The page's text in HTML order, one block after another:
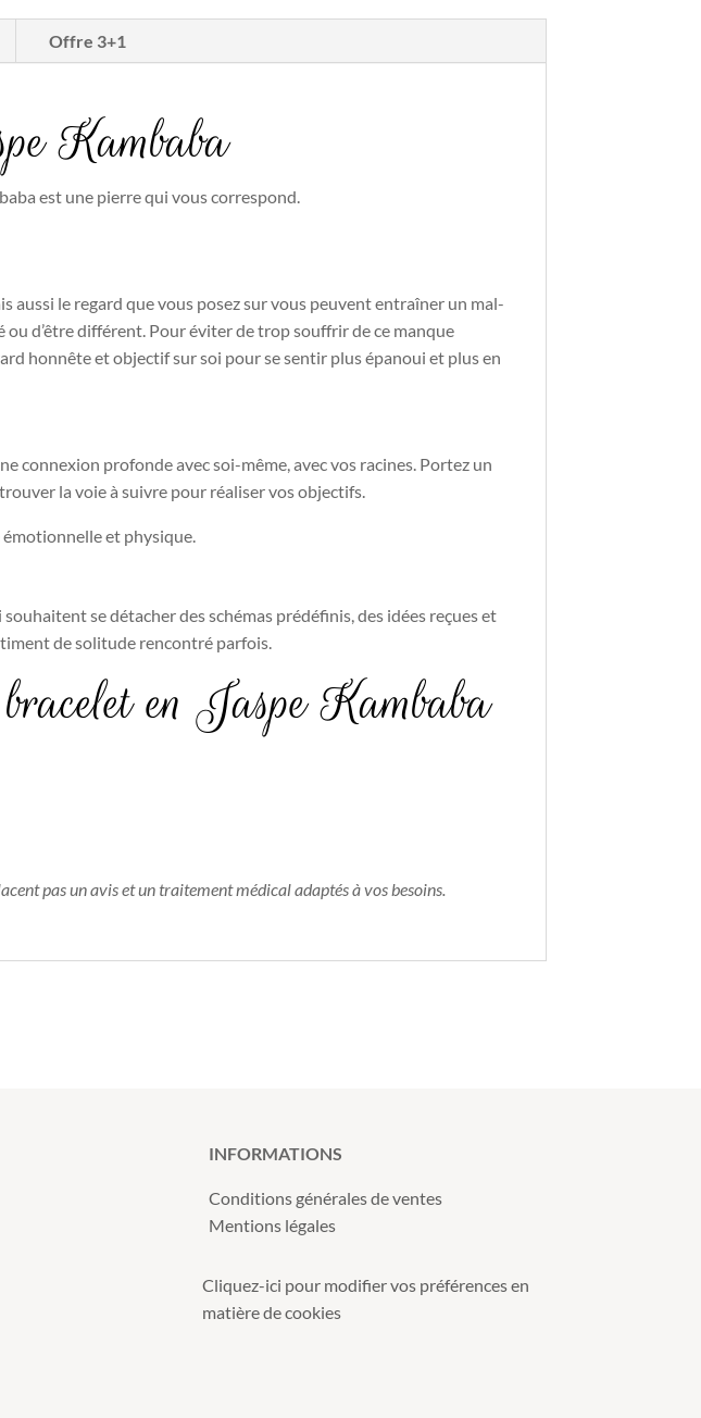
Offre 3+1
Kambaba
est une pierre qui vous correspond.
aussi le regard que vous posez sur vous peuvent entraîner un mal-
d’être différent. Pour éviter de trop souffrir de ce manque
honnête et objectif sur soi pour se sentir plus épanoui et plus en
connexion profonde avec soi-même, avec vos racines. Portez un
la voie à suivre pour réaliser vos objectifs.
et physique.
se détacher des schémas prédéfinis, des idées reçues et
de solitude rencontré parfois.
en Jaspe Kambaba
pas un avis et un traitement médical adaptés à vos besoins.
INFORMATIONS
Conditions générales de ventes
Mentions légales
Cliquez-ici pour modifier vos préférences en
matière de cookies